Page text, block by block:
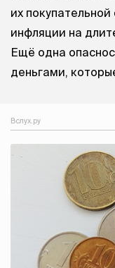
их
инфляции на
Ещё одна
деньгами,
Вслух.ру